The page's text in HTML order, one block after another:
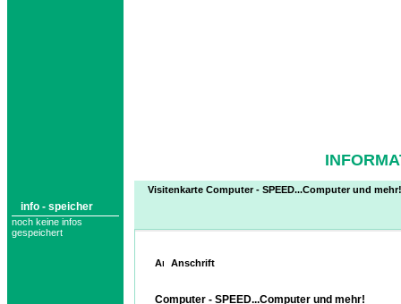
info - speicher
noch keine infos
gespeichert
Visitenkarte Computer - SPEED...Computer und mehr!
Anschrift
Computer - SPEED...Computer und mehr!